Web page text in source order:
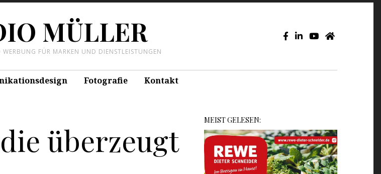
MÜLLER
FÜR MARKEN UND DIENSTLEISTUNGEN
Fotografie Kontakt
die überzeugt
MEIST GELESEN: